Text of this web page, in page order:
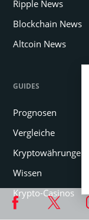
Ripple News
Blockchain News
Altcoin News
GUIDES
Prognosen
Vergleiche
Kryptowährungen
Wissen
Krypto-Casinos